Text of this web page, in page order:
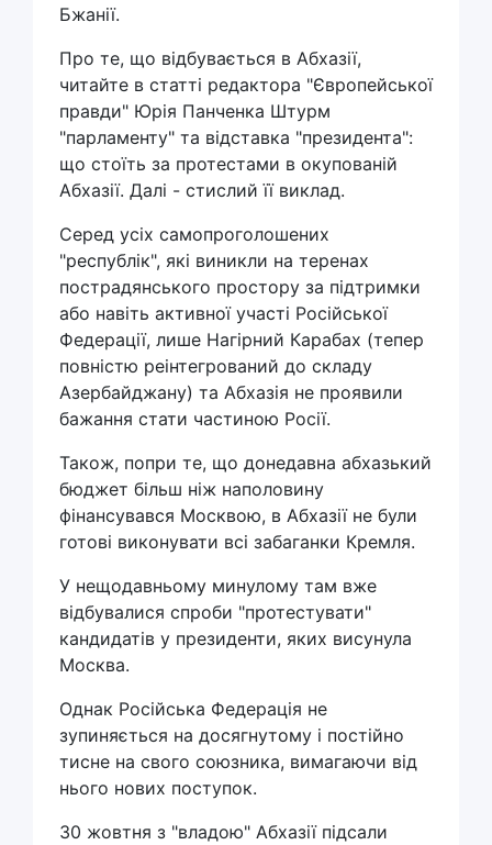
Бжанії.
Про те, що відбувається в Абхазії,
читайте в статті редактора "Європейської
правди" Юрія Панченка Штурм
"парламенту" та відставка "президента":
що стоїть за протестами в окупованій
Абхазії. Далі - стислий її виклад.
Серед усіх самопроголошених
"республік", які виникли на теренах
пострадянського простору за підтримки
або навіть активної участі Російської
Федерації, лише Нагірний Карабах (тепер
повністю реінтегрований до складу
Азербайджану) та Абхазія не проявили
бажання стати частиною Росії.
Також, попри те, що донедавна абхазький
бюджет більш ніж наполовину
фінансувався Москвою, в Абхазії не були
готові виконувати всі забаганки Кремля.
У нещодавньому минулому там вже
відбувалися спроби "протестувати"
кандидатів у президенти, яких висунула
Москва.
Однак Російська Федерація не
зупиняється на досягнутому і постійно
тисне на свого союзника, вимагаючи від
нього нових поступок.
30 жовтня з "владою" Абхазії підсали